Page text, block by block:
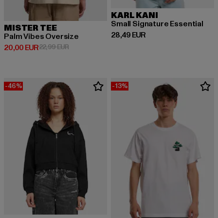
MISTER TEE
Palm Vibes Oversize
20,00 EUR
Derzeitiger Preis: 20,00 EUR
22,99 EURAktionspreis: 22,99 EUR
KARL KANI
Small Signature Essential
28,49 EUR
Derzeitiger Preis: 28,49 EUR
-46% -13%